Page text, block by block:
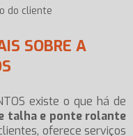
do cliente
SOBRE A
existe o que há de
talha e ponte rolante
oferece serviços